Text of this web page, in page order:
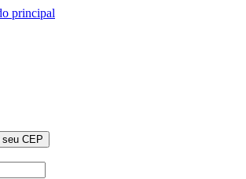
principal
seu CEP